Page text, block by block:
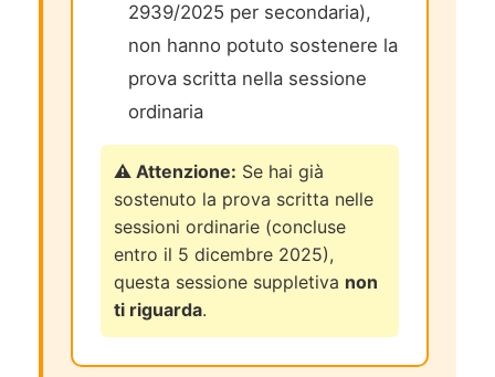
2939/2025 per secondaria),
non hanno potuto sostenere la
prova scritta nella sessione
ordinaria
⚠️ Attenzione: Se hai già
sostenuto la prova scritta nelle
sessioni ordinarie (concluse
entro il 5 dicembre 2025),
questa sessione suppletiva non
ti riguarda.